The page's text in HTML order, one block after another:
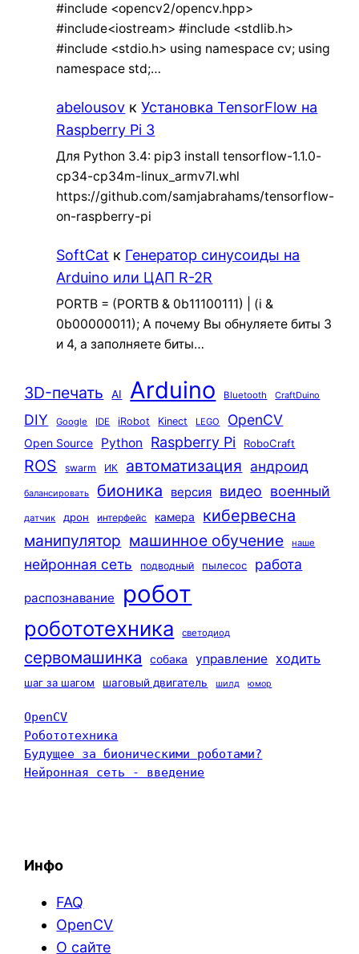
#include <opencv2/opencv.hpp>
#include<iostream> #include <stdlib.h>
#include <stdio.h> using namespace cv; using
namespace std;…
abelousov кУстановка TensorFlow на
Raspberry Pi 3
Для Python 3.4: pip3 install tensorflow-1.1.0-
cp34-cp34m-linux_armv7l.whl
https://github.com/samjabrahams/tensorflow-
on-raspberry-pi
SoftCat к Генератор синусоиды на
Arduino или ЦАП R-2R
PORTB = (PORTB & 0b11100111) | (i &
0b00000011); А почему Вы обнуляете биты 3
и 4, а заполняете биты…
3D-печать AI Arduino Bluetooth CraftDuino
DIY Google IDE iRobot Kinect LEGO OpenCV
Open Source Python Raspberry Pi RoboCraft
ROS swarm ИК автоматизация андроид
балансировать бионика версия видео военный
датчик дрон интерфейс камера кибервесна
манипулятор машинное обучение наше
нейронная сеть подводный пылесос работа
распознавание робот
робототехника светодиод
сервомашинка собака управление ходить
шаг за шагом шаговый двигатель шилд юмор
OpenCV
Робототехника
Будущее за бионическими роботами?
Нейронная сеть - введение
Инфо
FAQ
OpenCV
О сайте